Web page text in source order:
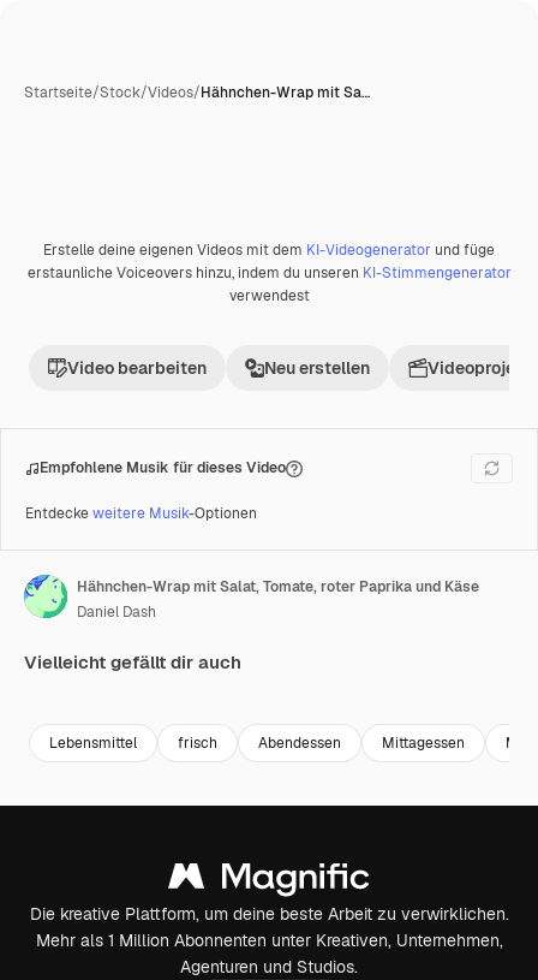
Startseite/Stock/Videos/Hähnchen-Wrap mit Sa…
Premium
Erstelle deine eigenen Videos mit dem KI-Videogenerator und füge
erstaunliche Voiceovers hinzu, indem du unseren KI-Stimmengenerator
verwendest
Video bearbeiten Neu erstellen Videoprojekt
Empfohlene Musik für dieses Video
Entdeckeweitere Musik-Optionen
Hähnchen-Wrap mit Salat, Tomate, roter Paprika und Käse
Daniel Dash
Vielleicht gefällt dir auch
Lebensmittel frisch Abendessen Mittagessen
Die kreative Plattform, um deine beste Arbeit zu verwirklichen.
Mehr als 1 Million Abonnenten unter Kreativen, Unternehmen,
Agenturen und Studios.